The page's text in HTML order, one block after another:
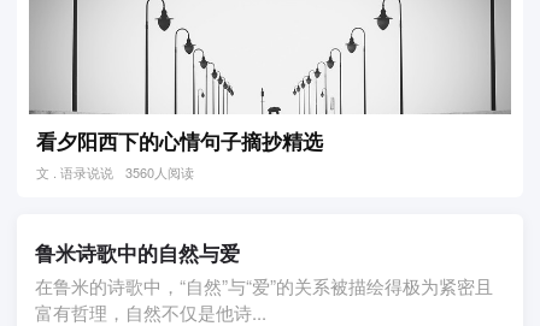
看夕阳西下的心情句子摘抄精选
文 . 语录说说 3560人阅读
鲁米诗歌中的自然与爱
在鲁米的诗歌中，“自然”与“爱”的关系被描绘得极为紧密且
富有哲理，自然不仅是他诗...